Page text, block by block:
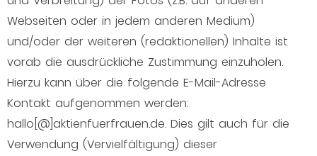
Webseiten oder in jedem anderen Medium)
und/oder der weiteren (redaktionellen) Inhalte ist
vorab die ausdrückliche Zustimmung einzuholen.
Hierzu kann über die folgende E-Mail-Adresse
Kontakt aufgenommen werden:
hallo[@]aktienfuerfrauen.de. Dies gilt auch für die
Verwendung (Vervielfältigung) dieser